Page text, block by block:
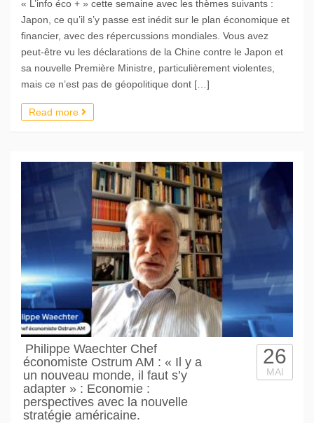
« L’info éco + » cette semaine avec les thèmes suivants :
Japon, ce qu’il s’y passe est inédit sur le plan économique et
financier, avec des répercussions mondiales. Vous avez
peut-être vu les déclarations de la Chine contre le Japon et
sa nouvelle Première Ministre, particulièrement violentes,
mais ce n’est pas de géopolitique dont […]
Read more
Philippe Waechter Chef
économiste Ostrum AM : « Il y a
un nouveau monde, il faut s’y
adapter » : Economie :
perspectives avec la nouvelle
stratégie américaine.
26
MAI